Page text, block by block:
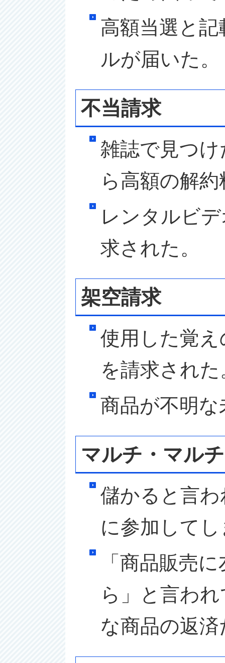
高額当選と
ルが届いた。
不当請求
雑誌で見つ
ら高額の解
レンタルビ
求された。
架空請求
使用した覚
を請求された
商品が不明
マルチ・マル
儲かると言
に参加して
「商品販売
ら」と言わ
な商品の返